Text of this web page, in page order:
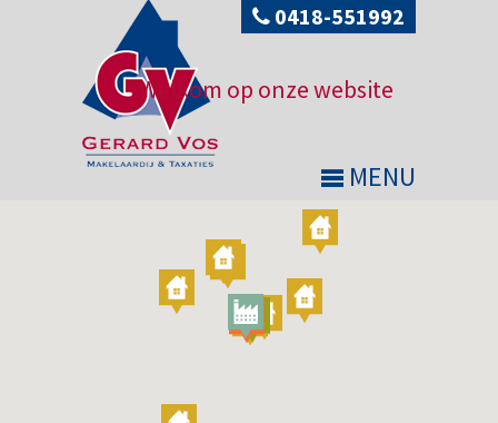
Welkom op onze website
0418-551992
MENU